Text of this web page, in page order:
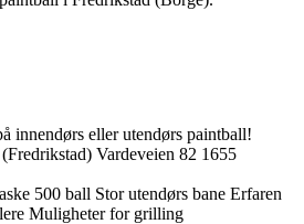
innendørs eller utendørs paintball!
Vardeveien 82 1655
500 ball Stor utendørs bane Erfaren
Muligheter for grilling